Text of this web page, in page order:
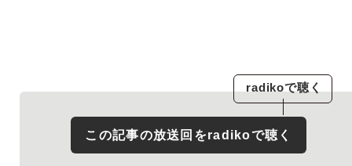
radikoで聴く
この記事の放送回をradikoで聴く